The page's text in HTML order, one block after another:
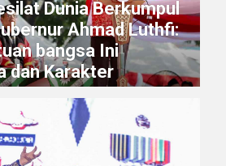
Dunia Berkumpul
Ahmad Luthfi:
bangsa Ini
dan Karakter